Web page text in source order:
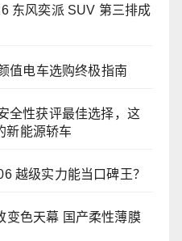
东风奕派 SUV 第三排成
值电车选购终极指南
全性获评最佳选择，这
新能源轿车
越级实力能当口碑王？
变色天幕 国产柔性薄膜